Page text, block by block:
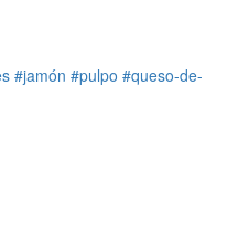
#jamón #pulpo #queso-de-